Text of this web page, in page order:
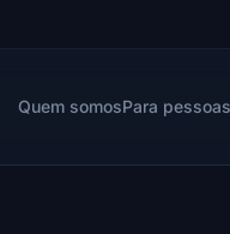
Quem somosPara pessoas